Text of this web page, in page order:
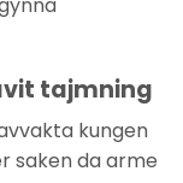
tajmning
kungen
saken da arme